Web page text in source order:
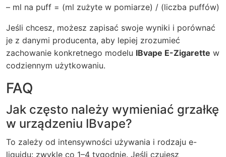
– ml na puff = (ml zużyte w pomiarze) / (liczba puffów)
Jeśli chcesz, możesz zapisać swoje wyniki i porównać
je z danymi producenta, aby lepiej zrozumieć
zachowanie konkretnego modelu IBvape E-Zigarette w
codziennym użytkowaniu.
FAQ
Jak często należy wymieniać grzałkę
w urządzeniu IBvape?
To zależy od intensywności używania i rodzaju e-
liquidu: zwykle co 1–4 tygodnie. Jeśli czujesz